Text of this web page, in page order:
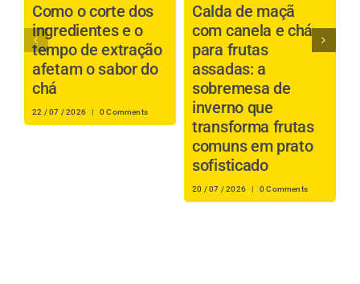
Como o corte dos
ingredientes e o
tempo de extração
afetam o sabor do
chá
22 / 07 / 2026 | 0 Comments
Calda de maçã
com canela e chá
para frutas
assadas: a
sobremesa de
inverno que
transforma frutas
comuns em prato
sofisticado
20 / 07 / 2026 | 0 Comments